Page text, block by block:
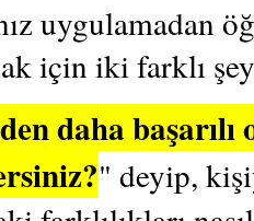
uygulamadan
için iki farklı
daha
" deyip,